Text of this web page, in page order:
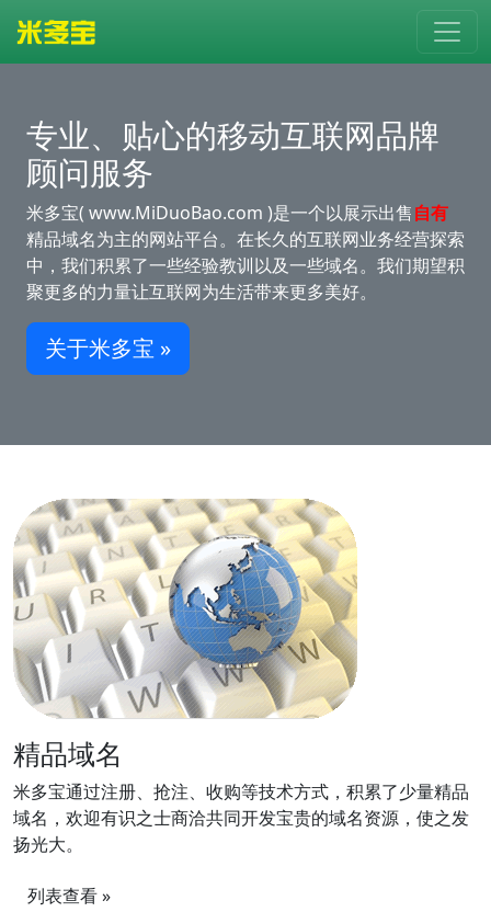
专业、贴心的移动互联网品牌
顾问服务
米多宝( www.MiDuoBao.com )是一个以展示出售自有
精品域名为主的网站平台。在长久的互联网业务经营探索
中，我们积累了一些经验教训以及一些域名。我们期望积
聚更多的力量让互联网为生活带来更多美好。
关于米多宝 »
精品域名
米多宝通过注册、抢注、收购等技术方式，积累了少量精品
域名，欢迎有识之士商洽共同开发宝贵的域名资源，使之发
扬光大。
列表查看 »